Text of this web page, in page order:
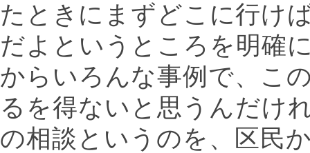
たときにまずどこに行け
だよというところを明確
からいろんな事例で、こ
るを得ないと思うんだけ
の相談というのを、区民